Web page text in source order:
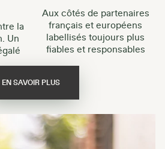
la
Un
Aux côtés de partenaires
français et européens
labellisés toujours plus
fiables et responsables
EN SAVOIR PLUS